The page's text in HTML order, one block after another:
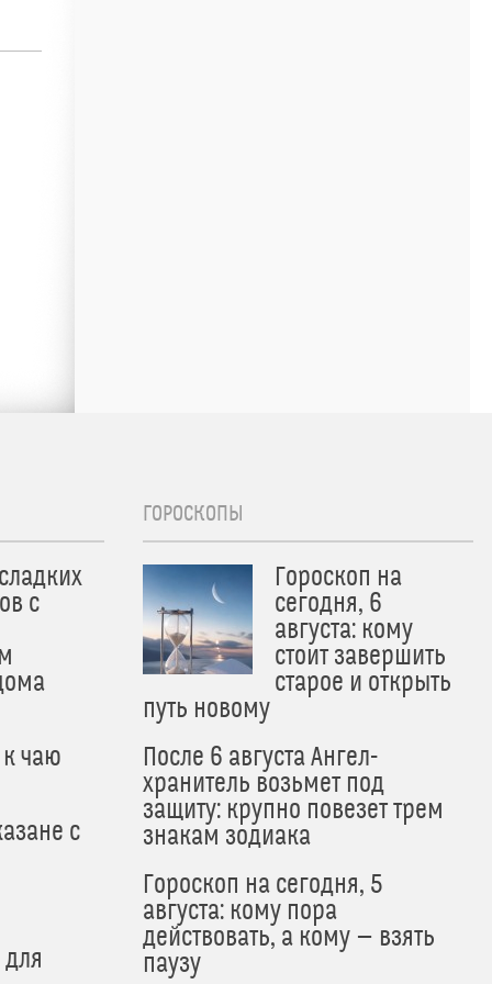
с
чаю
с
ГОРОСКОПЫ
Гороскоп на
сегодня, 6
августа: кому
стоит завершить
старое и открыть
путь новому
После 6 августа Ангел-
хранитель возьмет под
защиту: крупно повезет трем
знакам зодиака
Гороскоп на сегодня, 5
августа: кому пора
действовать, а кому — взять
паузу